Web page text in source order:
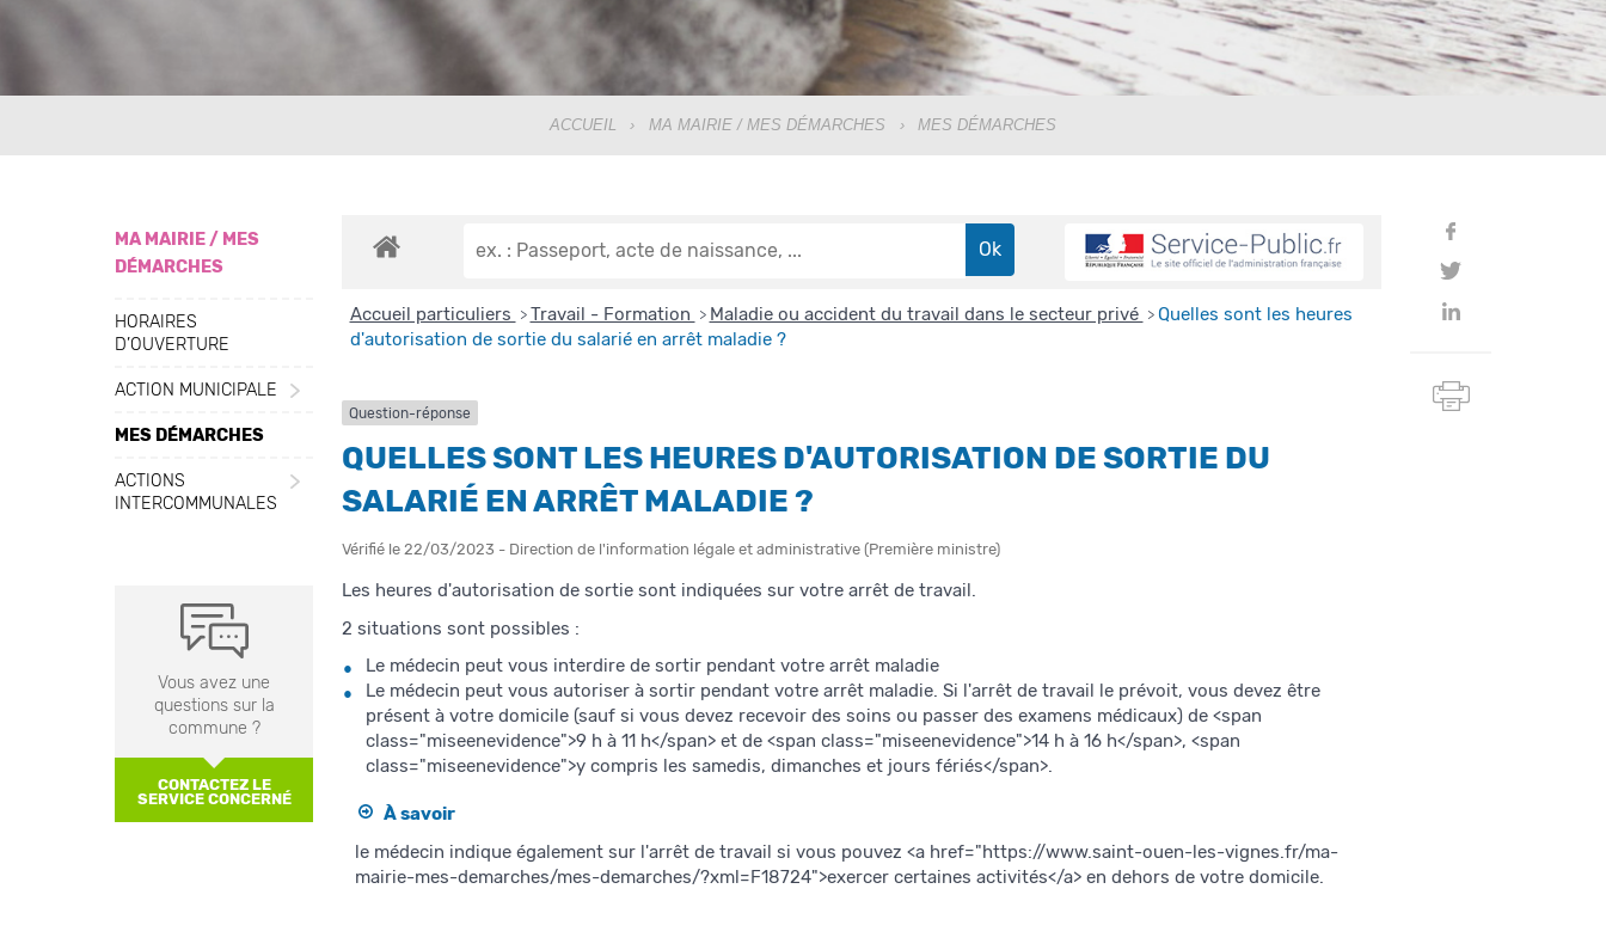
ACCUEIL › MA MAIRIE / MES DÉMARCHES › MES DÉMARCHES
MA MAIRIE / MES
DÉMARCHES
HORAIRES
D’OUVERTURE
ACTION MUNICIPALE
MES DÉMARCHES
ACTIONS
INTERCOMMUNALES
Vous avez une
questions sur la
commune ?
CONTACTEZ LE
SERVICE CONCERNÉ
Accueil particuliers > Travail - Formation > Maladie ou accident du travail dans le secteur privé > Quelles sont les heures
d'autorisation de sortie du salarié en arrêt maladie ?
Question-réponse
QUELLES SONT LES HEURES D'AUTORISATION DE SORTIE DU
SALARIÉ EN ARRÊT MALADIE ?
Vérifié le 22/03/2023 - Direction de l'information légale et administrative (Première ministre)
Les heures d'autorisation de sortie sont indiquées sur votre arrêt de travail.
2 situations sont possibles :
Le médecin peut vous interdire de sortir pendant votre arrêt maladie
Le médecin peut vous autoriser à sortir pendant votre arrêt maladie. Si l'arrêt de travail le prévoit, vous devez être
présent à votre domicile (sauf si vous devez recevoir des soins ou passer des examens médicaux) de <span
class="miseenevidence">9 h à 11 h</span> et de <span class="miseenevidence">14 h à 16 h</span>, <span
class="miseenevidence">y compris les samedis, dimanches et jours fériés</span>.
À savoir
le médecin indique également sur l'arrêt de travail si vous pouvez <a href="https://www.saint-ouen-les-vignes.fr/ma-
mairie-mes-demarches/mes-demarches/?xml=F18724">exercer certaines activités</a> en dehors de votre domicile.
Partager
Facebook
Partager
Twitter
Partager
Imprimer
cette